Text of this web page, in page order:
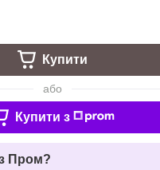
Купити
або
Купити з
Пром?